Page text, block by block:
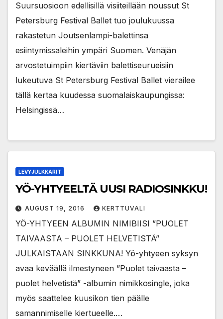
Suursuosioon edellisillä visiiteillään noussut St
Petersburg Festival Ballet tuo joulukuussa
rakastetun Joutsenlampi-balettinsa
esiintymissaleihin ympäri Suomen. Venäjän
arvostetuimpiin kiertäviin balettiseurueisiin
lukeutuva St Petersburg Festival Ballet vierailee
tällä kertaa kuudessa suomalaiskaupungissa:
Helsingissä…
LEVYJULKKARIT
YÖ-YHTYEELTÄ UUSI RADIOSINKKU!
AUGUST 19, 2016 KERTTUVALI
YÖ-YHTYEEN ALBUMIN NIMIBIISI ”PUOLET
TAIVAASTA – PUOLET HELVETISTÄ”
JULKAISTAAN SINKKUNA! Yö-yhtyeen syksyn
avaa keväällä ilmestyneen ”Puolet taivaasta –
puolet helvetistä” -albumin nimikkosingle, joka
myös saattelee kuusikon tien päälle
samannimiselle kiertueelle.…